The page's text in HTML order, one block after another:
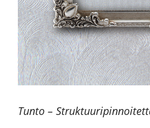
Tunto –